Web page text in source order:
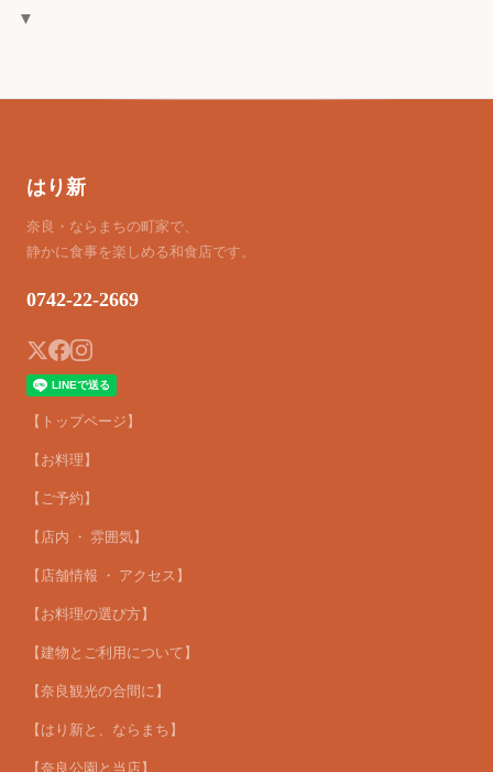
▼
はり新
奈良・ならまちの町家で、
静かに食事を楽しめる和食店です。
0742-22-2669
【トップページ】
【お料理】
【ご予約】
【店内 ・ 雰囲気】
【店舗情報 ・ アクセス】
【お料理の選び方】
【建物とご利用について】
【奈良観光の合間に】
【はり新と、ならまち】
【奈良公園と当店】